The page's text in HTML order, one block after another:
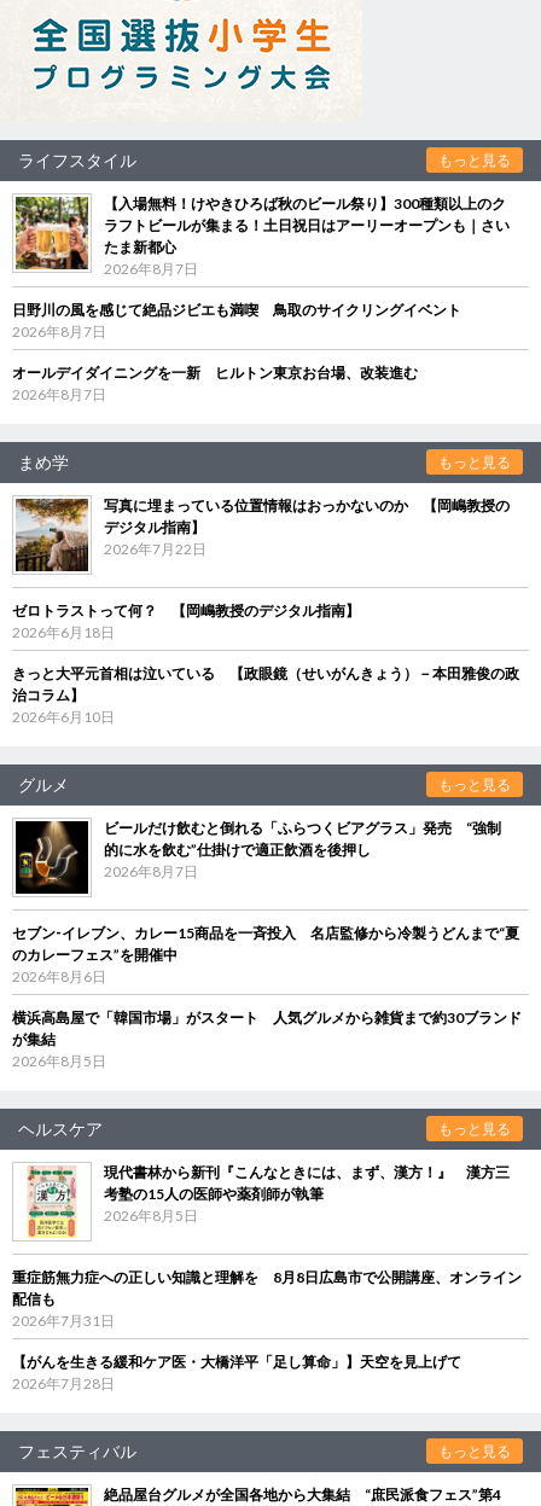
ライフスタイル もっと見る
【入場無料！けやきひろば秋のビール祭り】300種類以上のク
ラフトビールが集まる！土日祝日はアーリーオープンも｜さい
たま新都心
2026年8月7日
日野川の風を感じて絶品ジビエも満喫 鳥取のサイクリングイベント
2026年8月7日
オールデイダイニングを一新 ヒルトン東京お台場、改装進む
2026年8月7日
まめ学 もっと見る
写真に埋まっている位置情報はおっかないのか 【岡嶋教授の
デジタル指南】
2026年7月22日
ゼロトラストって何？ 【岡嶋教授のデジタル指南】
2026年6月18日
きっと大平元首相は泣いている 【政眼鏡（せいがんきょう）－本田雅俊の政
治コラム】
2026年6月10日
グルメ もっと見る
ビールだけ飲むと倒れる「ふらつくビアグラス」発売 “強制
的に水を飲む”仕掛けで適正飲酒を後押し
2026年8月7日
セブン‐イレブン、カレー15商品を一斉投入 名店監修から冷製うどんまで“夏
のカレーフェス”を開催中
2026年8月6日
横浜高島屋で「韓国市場」がスタート 人気グルメから雑貨まで約30ブランド
が集結
2026年8月5日
ヘルスケア もっと見る
現代書林から新刊『こんなときには、まず、漢方！』 漢方三
考塾の15人の医師や薬剤師が執筆
2026年8月5日
重症筋無力症への正しい知識と理解を 8月8日広島市で公開講座、オンライン
配信も
2026年7月31日
【がんを生きる緩和ケア医・大橋洋平「足し算命」】天空を見上げて
2026年7月28日
フェスティバル もっと見る
絶品屋台グルメが全国各地から大集結 “庶民派食フェス”第4